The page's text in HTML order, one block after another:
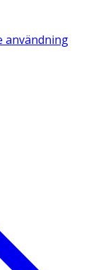
användning